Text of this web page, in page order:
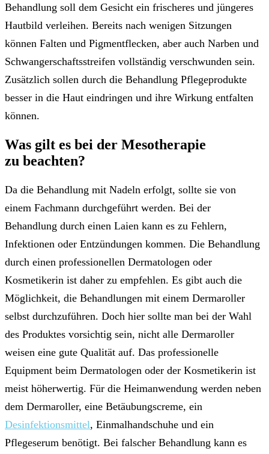
Behandlung soll dem Gesicht ein frischeres und jüngeres
Hautbild verleihen. Bereits nach wenigen Sitzungen
können Falten und Pigmentflecken, aber auch Narben und
Schwangerschaftsstreifen vollständig verschwunden sein.
Zusätzlich sollen durch die Behandlung Pflegeprodukte
besser in die Haut eindringen und ihre Wirkung entfalten
können.
Was gilt es bei der Mesotherapie
zu beachten?
Da die Behandlung mit Nadeln erfolgt, sollte sie von
einem Fachmann durchgeführt werden. Bei der
Behandlung durch einen Laien kann es zu Fehlern,
Infektionen oder Entzündungen kommen. Die Behandlung
durch einen professionellen Dermatologen oder
Kosmetikerin ist daher zu empfehlen. Es gibt auch die
Möglichkeit, die Behandlungen mit einem Dermaroller
selbst durchzuführen. Doch hier sollte man bei der Wahl
des Produktes vorsichtig sein, nicht alle Dermaroller
weisen eine gute Qualität auf. Das professionelle
Equipment beim Dermatologen oder der Kosmetikerin ist
meist höherwertig. Für die Heimanwendung werden neben
dem Dermaroller, eine Betäubungscreme, ein
Desinfektionsmittel, Einmalhandschuhe und ein
Pflegeserum benötigt. Bei falscher Behandlung kann es